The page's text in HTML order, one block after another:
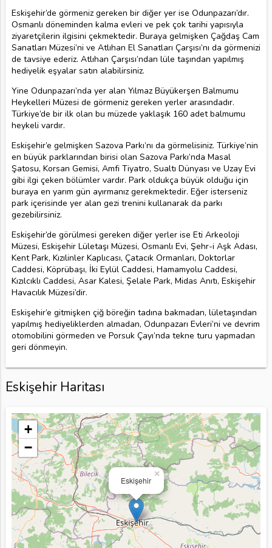
Eskişehir’de görmeniz gereken bir diğer yer ise Odunpazarı’dır.
Osmanlı döneminden kalma evleri ve pek çok tarihi yapısıyla
ziyaretçilerin ilgisini çekmektedir. Buraya gelmişken Çağdaş Cam
Sanatları Müzesi’ni ve Atlıhan El Sanatları Çarşısı’nı da görmenizi
de tavsiye ederiz. Atlıhan Çarşısı’ndan lüle taşından yapılmış
hediyelik eşyalar satın alabilirsiniz.
Yine Odunpazarı’nda yer alan Yılmaz Büyükerşen Balmumu
Heykelleri Müzesi de görmeniz gereken yerler arasındadır.
Türkiye’de bir ilk olan bu müzede yaklaşık 160 adet balmumu
heykeli vardır.
Eskişehir’e gelmişken Sazova Parkı’nı da görmelisiniz. Türkiye’nin
en büyük parklarından birisi olan Sazova Parkı’nda Masal
Şatosu, Korsan Gemisi, Amfi Tiyatro, Sualtı Dünyası ve Uzay Evi
gibi ilgi çeken bölümler vardır. Park oldukça büyük olduğu için
buraya en yarım gün ayırmanız gerekmektedir. Eğer isterseniz
park içerisinde yer alan gezi trenini kullanarak da parkı
gezebilirsiniz.
Eskişehir’de görülmesi gereken diğer yerler ise Eti Arkeoloji
Müzesi, Eskişehir Lületaşı Müzesi, Osmanlı Evi, Şehr-i Aşk Adası,
Kent Park, Kızılinler Kaplıcası, Çatacık Ormanları, Doktorlar
Caddesi, Köprübaşı, İki Eylül Caddesi, Hamamyolu Caddesi,
Kızılcıklı Caddesi, Asar Kalesi, Şelale Park, Midas Anıtı, Eskişehir
Havacılık Müzesi’dir.
Eskişehir’e gitmişken çiğ böreğin tadına bakmadan, lületaşından
yapılmış hediyeliklerden almadan, Odunpazarı Evleri’ni ve devrim
otomobilini görmeden ve Porsuk Çayı’nda tekne turu yapmadan
geri dönmeyin.
Eskişehir Haritası
Eskişehir
×
+
−